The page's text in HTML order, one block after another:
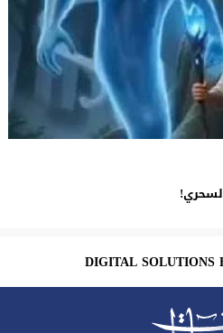
DIGITAL SOLUTIONS